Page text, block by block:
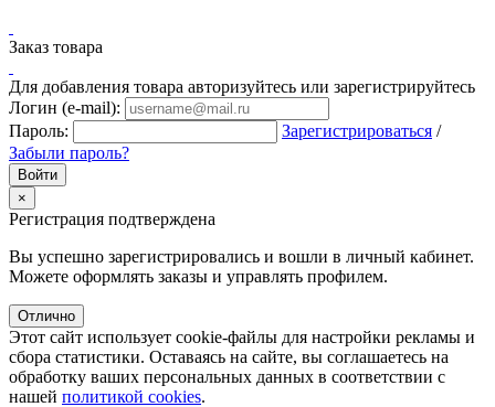
Заказ товара
Для добавления товара авторизуйтесь или зарегистрируйтесь
Логин (e-mail):
Пароль:
Зарегистрироваться /
Забыли пароль?
×
Регистрация подтверждена
Вы успешно зарегистрировались и вошли в личный кабинет.
Можете оформлять заказы и управлять профилем.
Отлично
Этот сайт использует cookie-файлы для настройки рекламы и
сбора статистики. Оставаясь на сайте, вы соглашаетесь на
обработку ваших персональных данных в соответствии с
нашей политикой cookies.